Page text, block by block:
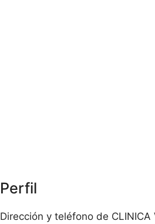
Perfil
Dirección y teléfono de CLINICA